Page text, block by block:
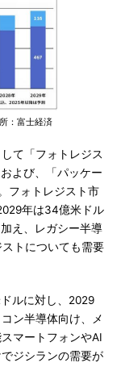
：富士経済
て「フォトレジス
よび、「パッケー
フォトレジスト市
年は34億米ドル
え、レガシー半導
トについても需要
ルに対し、2029
ン半導体向け、メ
マートフォンやAI
ジシランの需要が